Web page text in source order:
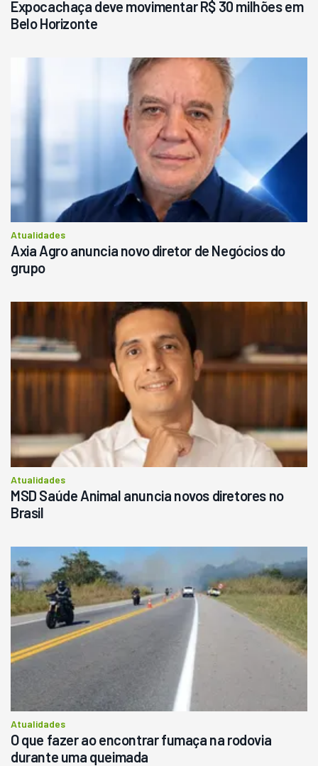
Expocachaça deve movimentar R$ 30 milhões em
Belo Horizonte
Atualidades
Axia Agro anuncia novo diretor de Negócios do
grupo
Atualidades
MSD Saúde Animal anuncia novos diretores no
Brasil
Atualidades
O que fazer ao encontrar fumaça na rodovia
durante uma queimada